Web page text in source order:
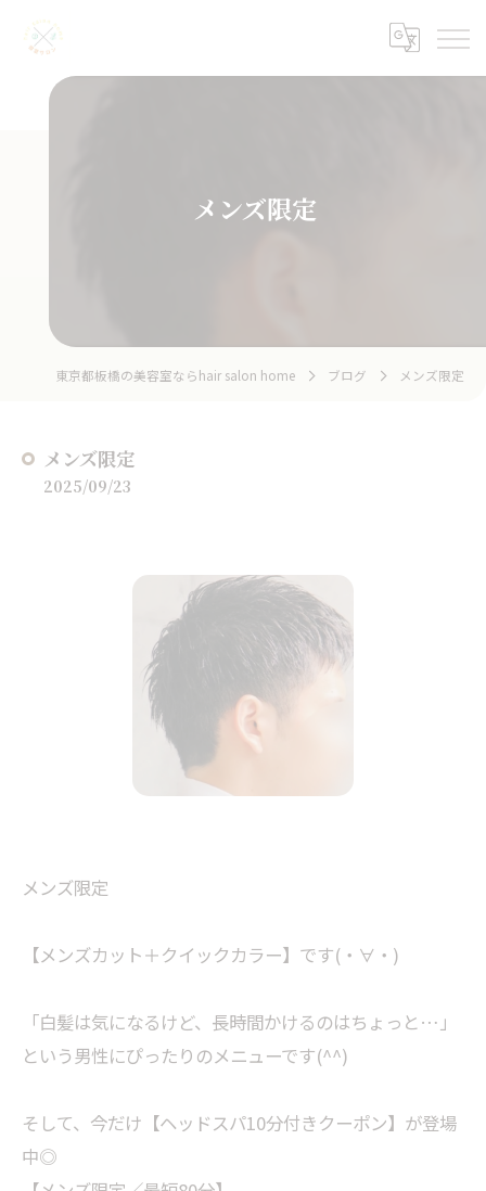
メンズ限定
東京都板橋の美容室ならhair salon home ブログ メンズ限定
メンズ限定
2025/09/23
メンズ限定
【メンズカット＋クイックカラー】です(・∀・)
「白髪は気になるけど、長時間かけるのはちょっと…」
という男性にぴったりのメニューです(^^)
そして、今だけ【ヘッドスパ10分付きクーポン】が登場
中◎